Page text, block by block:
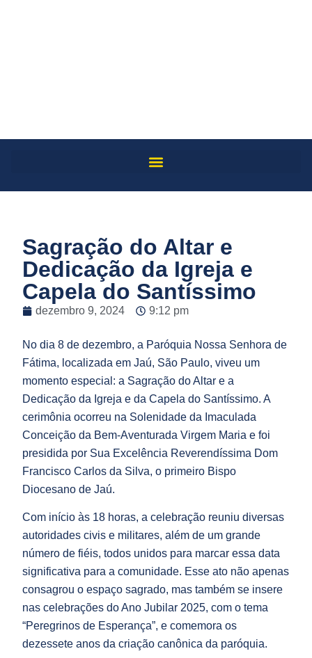
Sagração do Altar e
Dedicação da Igreja e
Capela do Santíssimo
dezembro 9, 2024 9:12 pm
No dia 8 de dezembro, a Paróquia Nossa Senhora de
Fátima, localizada em Jaú, São Paulo, viveu um
momento especial: a Sagração do Altar e a
Dedicação da Igreja e da Capela do Santíssimo. A
cerimônia ocorreu na Solenidade da Imaculada
Conceição da Bem-Aventurada Virgem Maria e foi
presidida por Sua Excelência Reverendíssima Dom
Francisco Carlos da Silva, o primeiro Bispo
Diocesano de Jaú.
Com início às 18 horas, a celebração reuniu diversas
autoridades civis e militares, além de um grande
número de fiéis, todos unidos para marcar essa data
significativa para a comunidade. Esse ato não apenas
consagrou o espaço sagrado, mas também se insere
nas celebrações do Ano Jubilar 2025, com o tema
“Peregrinos de Esperança”, e comemora os
dezessete anos da criação canônica da paróquia.